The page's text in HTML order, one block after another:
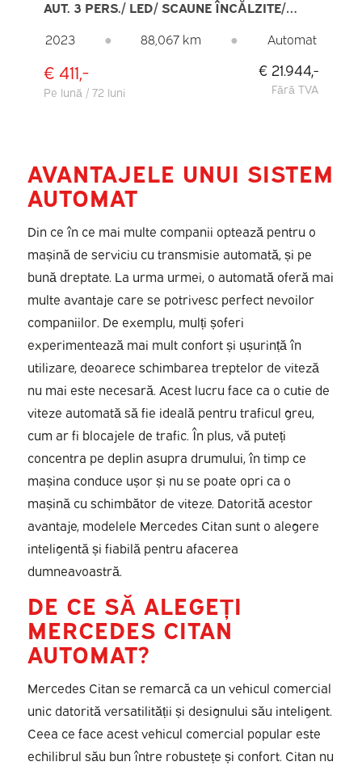
AUT. 3 PERS./ LED/ SCAUNE ÎNCĂLZITE/
CONDIȚIONAT/ BARE DE ACOPERIȘ
2023 ● 88,067 km ● Automat
€ 411,-
Pe lună / 72 luni
€ 21.944,-
Fără TVA
AVANTAJELE UNUI SISTEM
AUTOMAT
Din ce în ce mai multe companii optează pentru o
mașină de serviciu cu transmisie automată, și pe
bună dreptate. La urma urmei, o automată oferă mai
multe avantaje care se potrivesc perfect nevoilor
companiilor. De exemplu, mulți șoferi
experimentează mai mult confort și ușurință în
utilizare, deoarece schimbarea treptelor de viteză
nu mai este necesară. Acest lucru face ca o cutie de
viteze automată să fie ideală pentru traficul greu,
cum ar fi blocajele de trafic. În plus, vă puteți
concentra pe deplin asupra drumului, în timp ce
mașina conduce ușor și nu se poate opri ca o
mașină cu schimbător de viteze. Datorită acestor
avantaje, modelele Mercedes Citan sunt o alegere
inteligentă și fiabilă pentru afacerea
dumneavoastră.
DE CE SĂ ALEGEȚI
MERCEDES CITAN
AUTOMAT?
Mercedes Citan se remarcă ca un vehicul comercial
unic datorită versatilității și designului său inteligent.
Ceea ce face acest vehicul comercial popular este
echilibrul său bun între robustețe și confort. Citan nu